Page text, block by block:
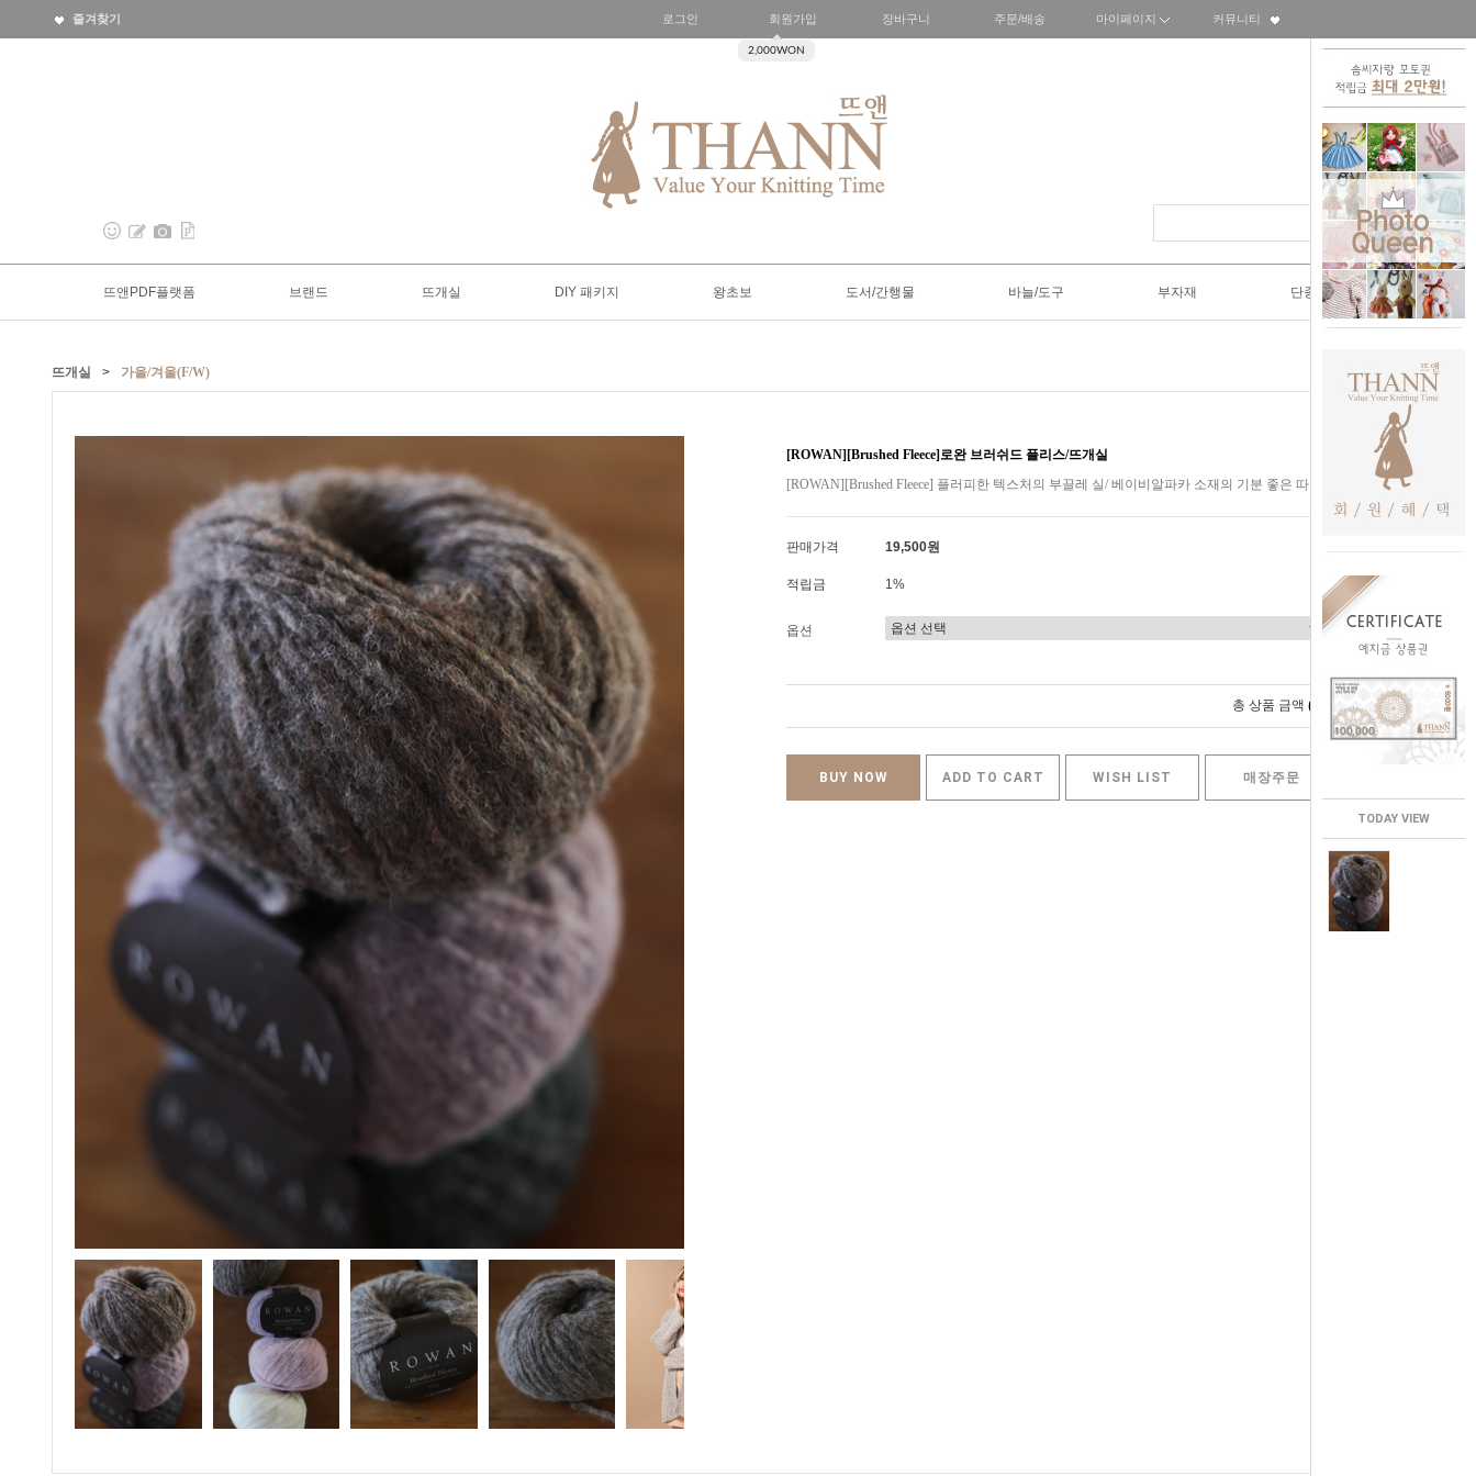
TODAY VIEW
즐겨찾기 로그인 회원가입
2,000WON
장바구니 주문/배송 마이페이지 커뮤니티
뜨앤PDF플랫폼 브랜드 뜨개실 DIY 패키지 왕초보 도서/간행물 바늘/도구 부자재 단종SALE50%
뜨개실 > 가을/겨울(F/W)
[ROWAN][Brushed Fleece]로완 브러쉬드 플리스/뜨개실
[ROWAN][Brushed Fleece] 플러피한 텍스처의 부끌레 실/ 베이비알파카 소재의 기분 좋은 따스함
판매가격 19,500원
적립금 1%
옵션
총 상품 금액 0
BUY NOW ADD TO CART WISH LIST 매장주문